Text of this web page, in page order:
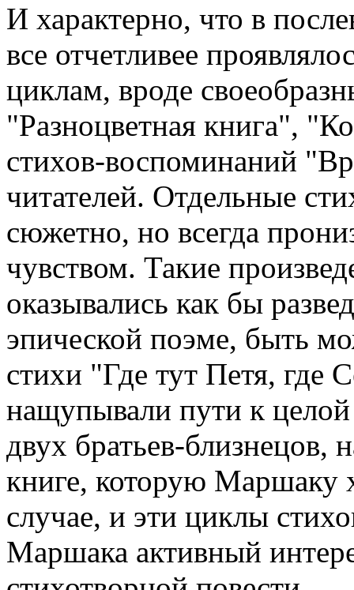
И характерно, что в
все отчетливее
циклам, вроде
"Разноцветная книга",
стихов-воспоминаний
читателей. Отдельные
сюжетно, но всегда
чувством. Такие
оказывались как бы
эпической поэме, быть
стихи "Где тут Петя, где
нащупывали пути к
двух братьев-
книге, которую Маршаку
случае, и эти циклы
Маршака активный